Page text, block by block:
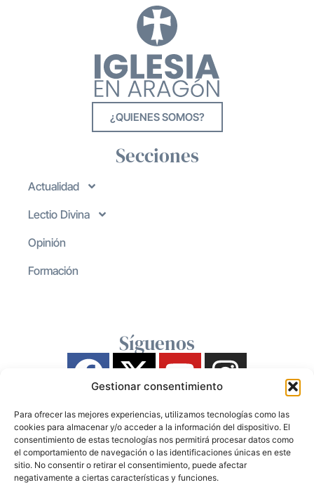
Gestionar consentimiento
Para ofrecer las mejores experiencias, utilizamos tecnologías como las
cookies para almacenar y/o acceder a la información del dispositivo. El
consentimiento de estas tecnologías nos permitirá procesar datos como
el comportamiento de navegación o las identificaciones únicas en este
sitio. No consentir o retirar el consentimiento, puede afectar
negativamente a ciertas características y funciones.
¿QUIENES SOMOS?
Secciones
Actualidad
Lectio Divina
Opinión
Formación
Síguenos